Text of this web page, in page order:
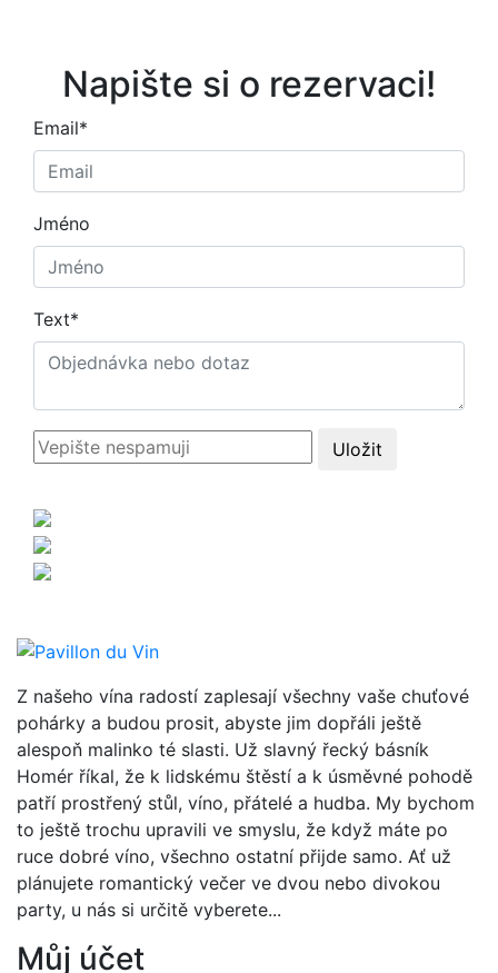
Napište si o rezervaci!
Email*
Jméno
Text*
Uložit
Z našeho vína radostí zaplesají všechny vaše chuťové
pohárky a budou prosit, abyste jim dopřáli ještě
alespoň malinko té slasti. Už slavný řecký básník
Homér říkal, že k lidskému štěstí a k úsměvné pohodě
patří prostřený stůl, víno, přátelé a hudba. My bychom
to ještě trochu upravili ve smyslu, že když máte po
ruce dobré víno, všechno ostatní přijde samo. Ať už
plánujete romantický večer ve dvou nebo divokou
party, u nás si určitě vyberete...
Můj účet